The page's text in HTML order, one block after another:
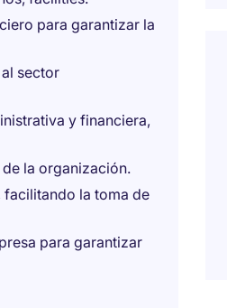
para garantizar la
sector
y financiera,
la organización.
la toma de
para garantizar